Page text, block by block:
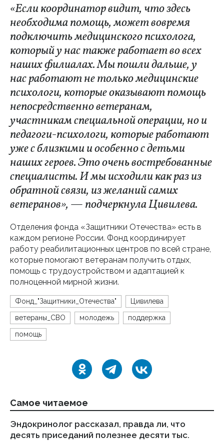
«Если координатор видит, что здесь
необходима помощь, может вовремя
подключить медицинского психолога,
который у нас также работает во всех
наших филиалах. Мы пошли дальше, у
нас работают не только медицинские
психологи, которые оказывают помощь
непосредственно ветеранам,
участникам специальной операции, но и
педагоги-психологи, которые работают
уже с близкими и особенно с детьми
наших героев. Это очень востребованные
специалисты. И мы исходили как раз из
обратной связи, из желаний самих
ветеранов», — подчеркнула Цивилева.
Отделения фонда «Защитники Отечества» есть в
каждом регионе России. Фонд координирует
работу реабилитационных центров по всей стране,
которые помогают ветеранам получить отдых,
помощь с трудоустройством и адаптацией к
полноценной мирной жизни.
Фонд_"Защитники_Отечества" Цивилева
ветераны_СВО молодежь поддержка
помощь
Самое читаемое
Эндокринолог рассказал, правда ли, что
десять приседаний полезнее десяти тыс.